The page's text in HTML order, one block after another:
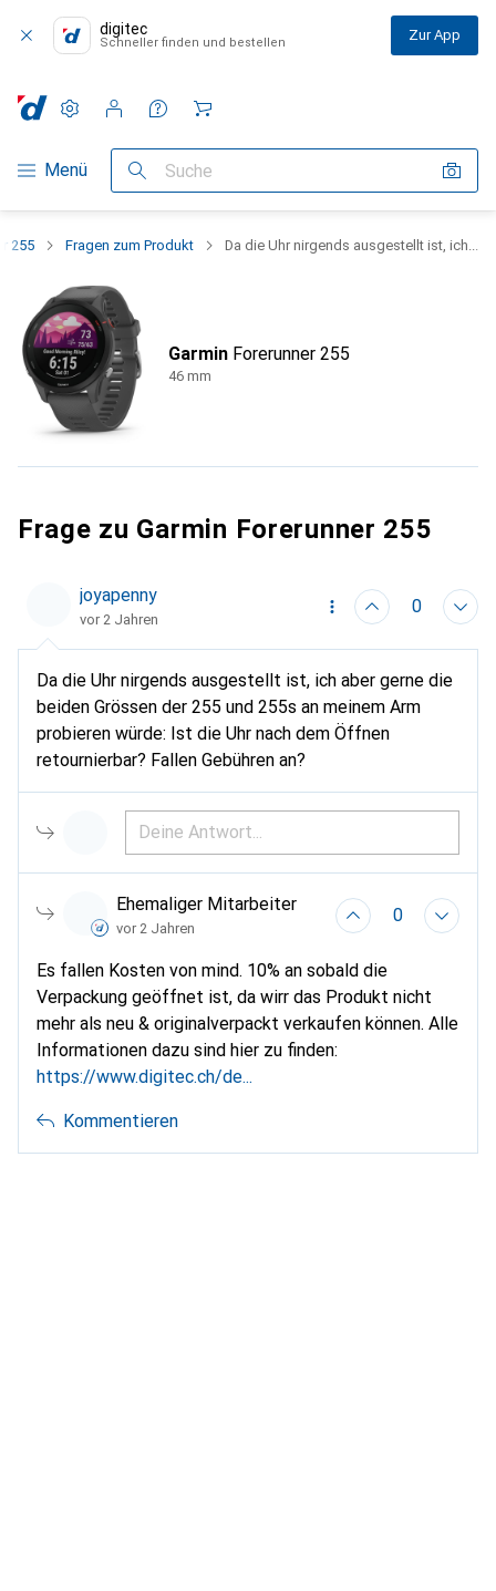
digitec
Schneller finden und bestellen Zur App
Navigation nach Kategorien
Menü Suche
Einstellungen
Kundenkonto
Vergleichslisten
Merklisten
Warenkorb
255 Fragen zum Produkt Da die Uhr nirgends ausgestellt ist, ich...
Garmin Forerunner 255
46 mm
Frage zu Garmin Forerunner 255
joyapenny
vor 2 Jahren
0
Da die Uhr nirgends ausgestellt ist, ich aber gerne die
beiden Grössen der 255 und 255s an meinem Arm
probieren würde: Ist die Uhr nach dem Öffnen
retournierbar? Fallen Gebühren an?
Ehemaliger Mitarbeiter
vor 2 Jahren
0
Es fallen Kosten von mind. 10% an sobald die
Verpackung geöffnet ist, da wirr das Produkt nicht
mehr als neu & originalverpackt verkaufen können. Alle
Informationen dazu sind hier zu finden:
https://www.digitec.ch/de...
Kommentieren